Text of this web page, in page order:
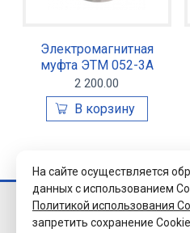
Электромагнитная
муфта ЭТМ 052-3А
2 200.00
© 2026 Завод
«Уралэлектромуфта»
На сайте осуществляется
данных с использованием
Политикой использования
запретить сохранение